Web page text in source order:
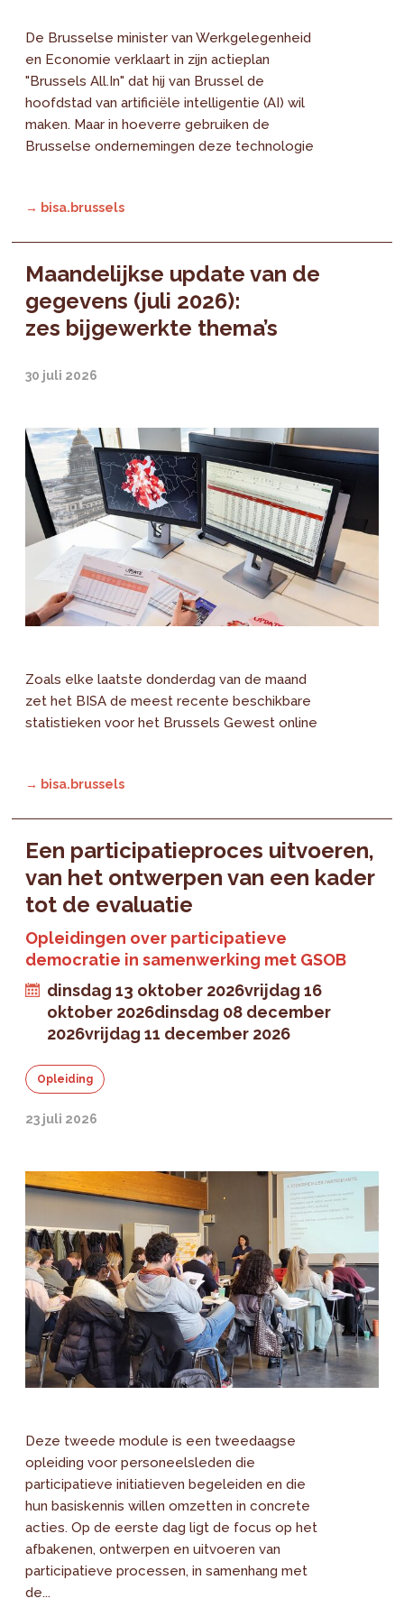
De Brusselse minister van Werkgelegenheid
en Economie verklaart in zijn actieplan
"Brussels All.In" dat hij van Brussel de
hoofdstad van artificiële intelligentie (AI) wil
maken. Maar in hoeverre gebruiken de
Brusselse ondernemingen deze technologie
→ bisa.brussels
Maandelijkse update van de
gegevens (juli 2026):
zes bijgewerkte thema’s
30 juli 2026
Zoals elke laatste donderdag van de maand
zet het BISA de meest recente beschikbare
statistieken voor het Brussels Gewest online
→ bisa.brussels
Een participatieproces uitvoeren,
van het ontwerpen van een kader
tot de evaluatie
Opleidingen over participatieve
democratie in samenwerking met GSOB
dinsdag 13 oktober 2026vrijdag 16
oktober 2026dinsdag 08 december
2026vrijdag 11 december 2026
Opleiding
23 juli 2026
Deze tweede module is een tweedaagse
opleiding voor personeelsleden die
participatieve initiatieven begeleiden en die
hun basiskennis willen omzetten in concrete
acties. Op de eerste dag ligt de focus op het
afbakenen, ontwerpen en uitvoeren van
participatieve processen, in samenhang met
de...